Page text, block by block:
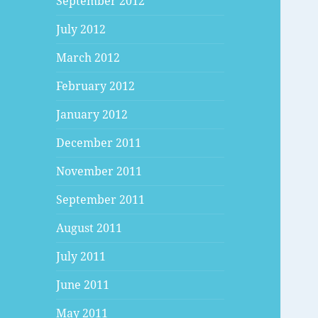
July 2012
March 2012
February 2012
January 2012
December 2011
November 2011
September 2011
August 2011
July 2011
June 2011
May 2011